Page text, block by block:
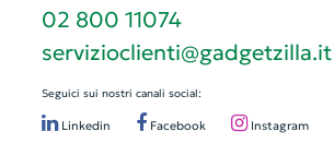
02 800 11074
servizioclienti@gadgetzilla.it
Seguici sui nostri canali social:
Linkedin Facebook Instagram